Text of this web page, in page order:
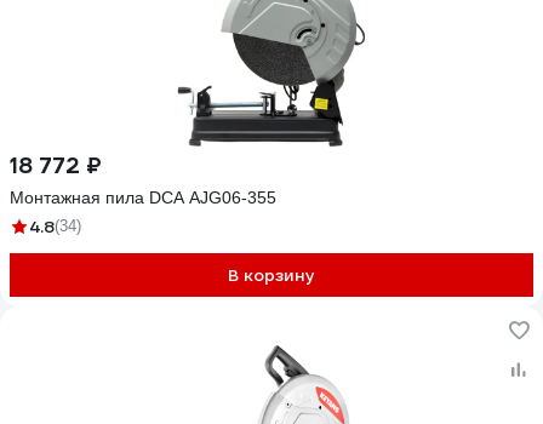
18 772 ₽
Монтажная пила DCA AJG06-355
4.8(34)
В корзину